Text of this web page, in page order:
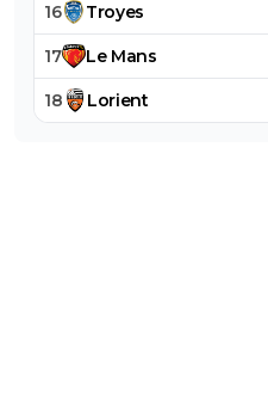
16 Troyes
17 Le Mans
18 Lorient